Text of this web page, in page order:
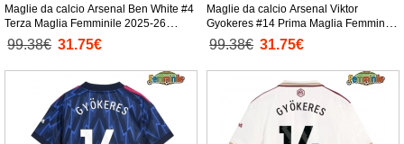
Maglie da calcio Arsenal Ben White #4
Terza Maglia Femminile 2025-26
Manica Corta
99.38€ 31.75€
Maglie da calcio Arsenal Viktor
Gyokeres #14 Prima Maglia Femminile
2025-26 Manica Corta
99.38€ 31.75€